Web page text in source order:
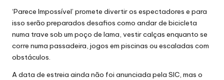
‘Parece Impossível’ promete divertir os espectadores e para
isso serão preparados desafios como andar de bicicleta
numa trave sob um poço de lama, vestir calças enquanto se
corre numa passadeira, jogos em piscinas ou escaladas com
obstáculos.
A data de estreia ainda não foi anunciada pela SIC, mas o